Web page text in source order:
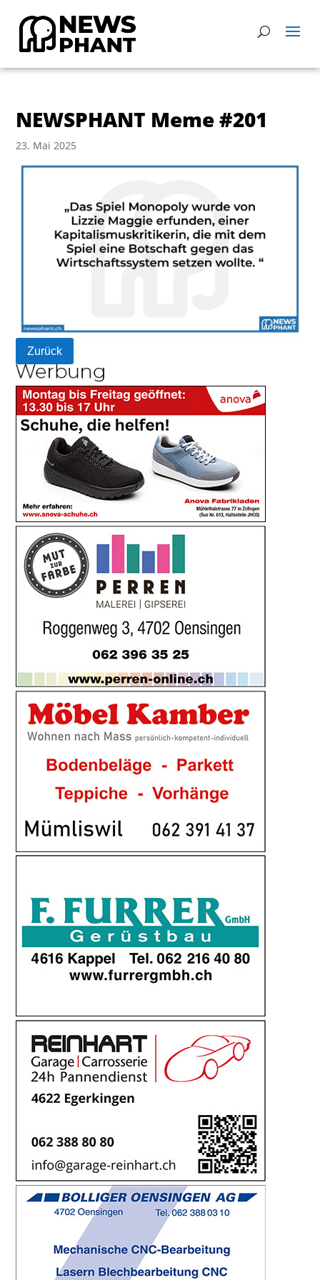
NEWSPHANT Meme #201
23. Mai 2025
Zurück